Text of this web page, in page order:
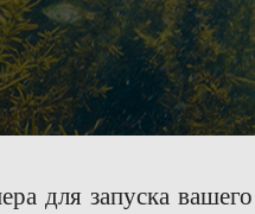
для запуска